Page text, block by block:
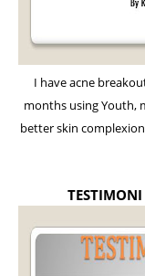
I have acne
months using Youth,
better skin
TESTIMONI